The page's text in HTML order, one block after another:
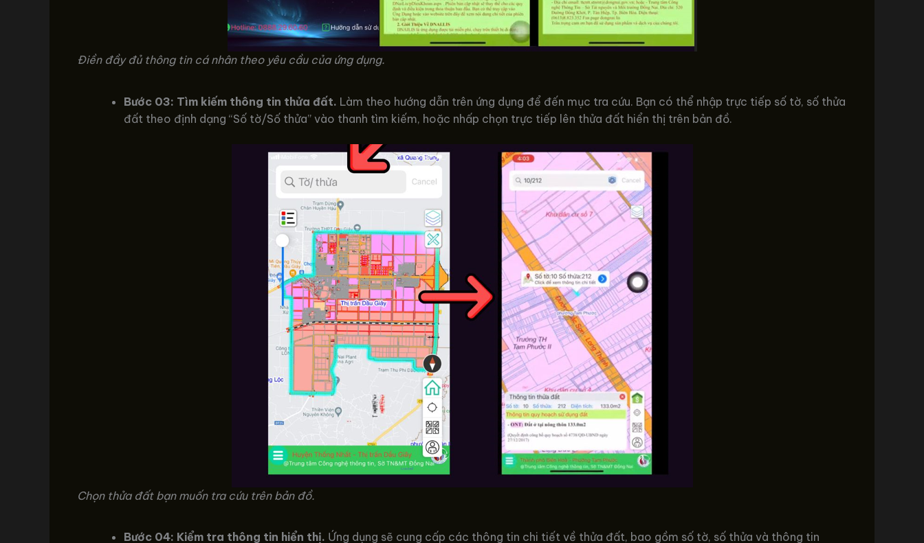
Điền đầy đủ thông tin cá nhân theo yêu cầu của ứng dụng.
Bước 03: Tìm kiếm thông tin thửa đất. Làm theo hướng dẫn trên ứng dụng để đến mục tra cứu. Bạn có thể nhập trực tiếp số tờ, số thửa
đất theo định dạng “Số tờ/Số thửa” vào thanh tìm kiếm, hoặc nhấp chọn trực tiếp lên thửa đất hiển thị trên bản đồ.
Chọn thửa đất bạn muốn tra cứu trên bản đồ.
Bước 04: Kiểm tra thông tin hiển thị. Ứng dụng sẽ cung cấp các thông tin chi tiết về thửa đất, bao gồm số tờ, số thửa và thông tin